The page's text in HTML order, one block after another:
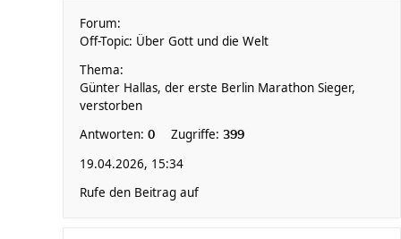
Forum:
Off-Topic: Über Gott und die Welt
Thema:
Günter Hallas, der erste Berlin Marathon Sieger,
verstorben
Antworten: 0 Zugriffe: 399
19.04.2026, 15:34
Rufe den Beitrag auf